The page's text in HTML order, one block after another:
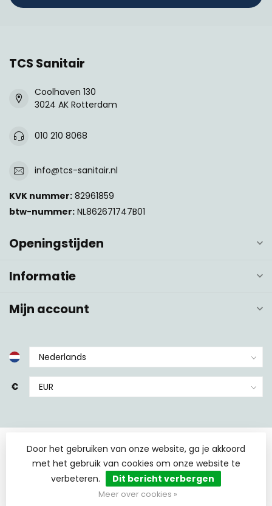
TCS Sanitair
Coolhaven 130
3024 AK Rotterdam
010 210 8068
info@tcs-sanitair.nl
KVK nummer: 82961859
btw-nummer: NL862671747B01
Openingstijden
Informatie
Mijn account
€
© Copyright 2026 TCS Sanitair- Powered byLightspeed
Lightspeed design byDyvelopment
Door het gebruiken van onze website, ga je akkoord
met het gebruik van cookies om onze website te
verbeteren.
Dit bericht verbergen
Meer over cookies »